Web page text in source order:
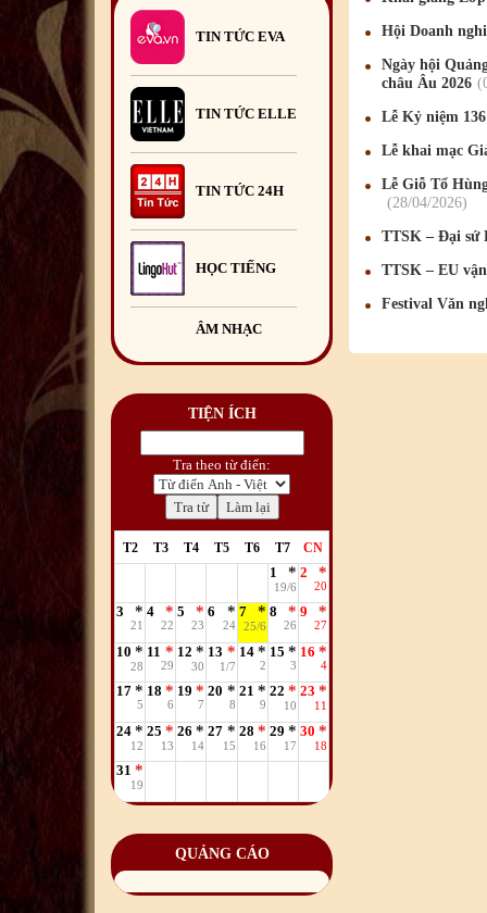
2026
13
Khai giảng Lớp học hè tiếng
Việt 2026 29/06/2026
Hội Doanh nghiệp Việt Nam
tại Romania tổ chức Chương
23/06/2026
TIN TỨC EVA
TIN TỨC ELLE
TIN TỨC 24H
HỌC TIẾNG
ÂM NHẠC
TIỆN ÍCH
Tra theo từ điển:
T2 T3 T4 T5 T6 T7 CN
1
19/6
2
20
3
21
4
22
5
23
6
24
7
25/6
8
26
9
27
10
28
11
29
12
30
13
1/7
14
2
15
3
16
4
17
5
18
6
19
7
20
8
21
9
22
10
23
11
24
12
25
13
26
14
27
15
28
16
29
17
30
18
31
19
QUẢNG CÁO
Hội Doanh
Ngày hội
châu Âu 2026
Lễ Kỷ niệm
Lễ khai mạc
Lễ Giỗ Tổ
28/04/2026
TTSK – Đại sứ
TTSK – EU
Festival Văn